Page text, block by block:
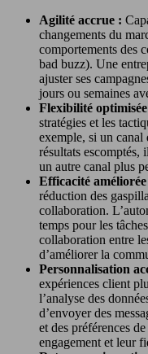
Agilité accrue :
changements du
comportements des
bad buzz). Une
ajuster ses
jours ou semaines
Flexibilité
stratégies et les
exemple, si un canal
résultats escomptés,
un autre canal plus
Efficacité
réduction des
collaboration.
temps pour les
collaboration entre
d’améliorer la
Personnalisation
expériences client
l’analyse des
d’envoyer des
et des préférences
engagement et leur